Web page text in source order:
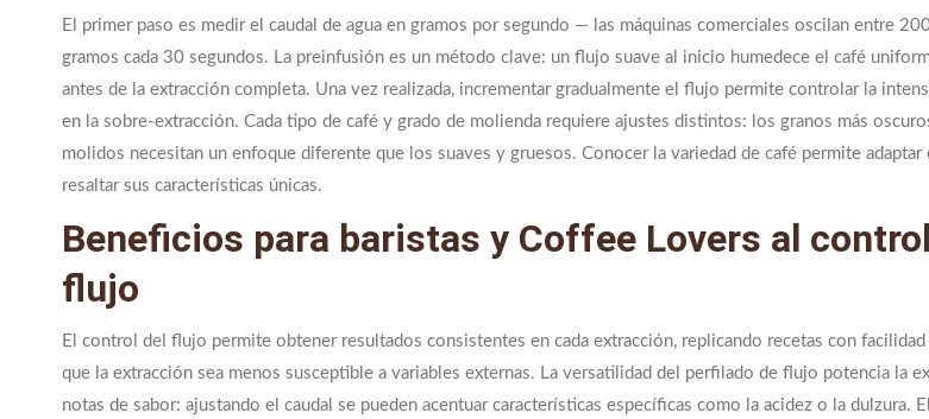
El primer paso es medir el caudal de agua en gramos por segundo — las máquinas comerciales oscilan entre
gramos cada 30 segundos. La preinfusión es un método clave: un flujo suave al inicio humedece el café
antes de la extracción completa. Una vez realizada, incrementar gradualmente el flujo permite controlar la
en la sobre-extracción. Cada tipo de café y grado de molienda requiere ajustes distintos: los granos más
molidos necesitan un enfoque diferente que los suaves y gruesos. Conocer la variedad de café permite adaptar
resaltar sus características únicas.
Beneficios para baristas y Coffee Lovers al
flujo
El control del flujo permite obtener resultados consistentes en cada extracción, replicando recetas con facilidad
que la extracción sea menos susceptible a variables externas. La versatilidad del perfilado de flujo potencia la
notas de sabor: ajustando el caudal se pueden acentuar características específicas como la acidez o la dulzura.